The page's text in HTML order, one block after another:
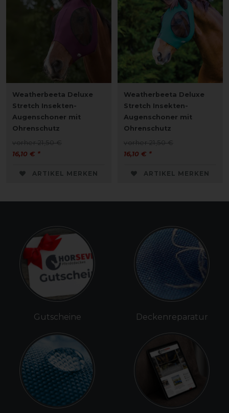
Weatherbeeta Deluxe
Stretch Insekten-
Augenschoner mit
Ohrenschutz
vorher 21,50 €
16,10 € *
ARTIKEL MERKEN
Weatherbeeta Deluxe
Stretch Insekten-
Augenschoner mit
Ohrenschutz
vorher 21,50 €
16,10 € *
ARTIKEL MERKEN
Gutscheine Deckenreparatur